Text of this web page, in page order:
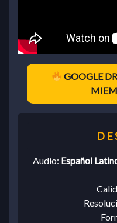
GOOGLE
Audio: Español